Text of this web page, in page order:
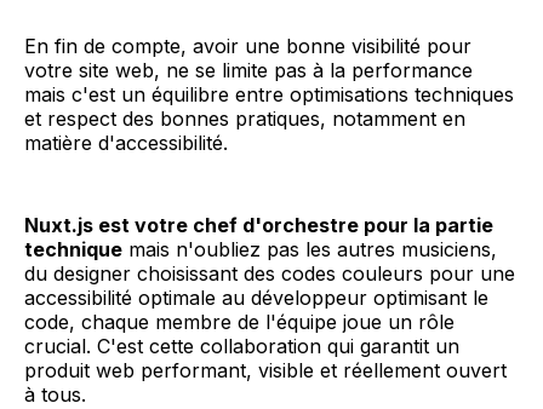
En fin de compte, avoir une bonne visibilité pour
votre site web, ne se limite pas à la performance
mais c'est un équilibre entre optimisations techniques
et respect des bonnes pratiques, notamment en
matière d'accessibilité.
Nuxt.js est votre chef d'orchestre pour la partie
technique mais n'oubliez pas les autres musiciens,
du designer choisissant des codes couleurs pour une
accessibilité optimale au développeur optimisant le
code, chaque membre de l'équipe joue un rôle
crucial. C'est cette collaboration qui garantit un
produit web performant, visible et réellement ouvert
à tous.